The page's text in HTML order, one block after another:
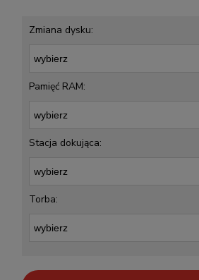
Zmiana dysku:
Pamięć RAM:
Stacja dokująca:
Torba: